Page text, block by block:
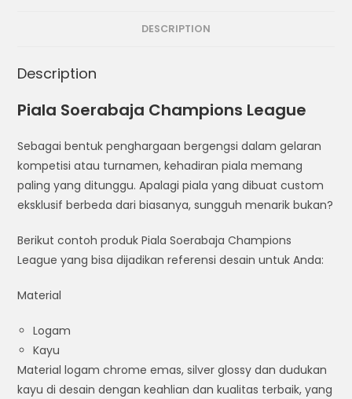
DESCRIPTION
Description
Piala Soerabaja Champions League
Sebagai bentuk penghargaan bergengsi dalam gelaran
kompetisi atau turnamen, kehadiran piala memang
paling yang ditunggu. Apalagi piala yang dibuat custom
eksklusif berbeda dari biasanya, sungguh menarik bukan?
Berikut contoh produk Piala Soerabaja Champions
League yang bisa dijadikan referensi desain untuk Anda:
Material
Logam
Kayu
Material logam chrome emas, silver glossy dan dudukan
kayu di desain dengan keahlian dan kualitas terbaik, yang